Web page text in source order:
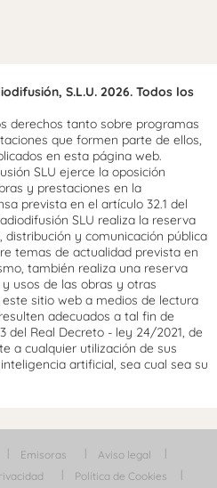
S.L.U. 2026. Todos los
derechos tanto sobre programas
que formen parte de ellos,
en esta página web.
SLU ejerce la oposición
y prestaciones en la
prevista en el artículo 32.1 del
SLU realiza la reserva
y comunicación pública
temas de actualidad prevista en
también realiza una reserva
usos de las obras y otras
sitio web a medios de lectura
adecuados a tal fin de
del Real Decreto - ley 24/2021, de
a cualquier utilización de sus
artificial, sea cual sea su
Emisoras
Aviso legal
Política de Cookies